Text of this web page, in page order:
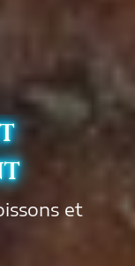
et